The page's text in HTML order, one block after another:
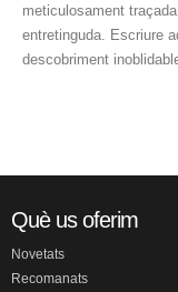
meticulosament
entretinguda. Escriure
descobriment
Què us oferim
Novetats
Recomanats